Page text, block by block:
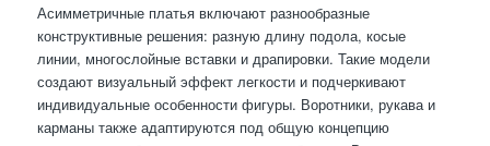
Асимметричные платья включают разнообразные
конструктивные решения: разную длину подола, косые
линии, многослойные вставки и драпировки. Такие модели
создают визуальный эффект легкости и подчеркивают
индивидуальные особенности фигуры. Воротники, рукава и
карманы также адаптируются под общую концепцию